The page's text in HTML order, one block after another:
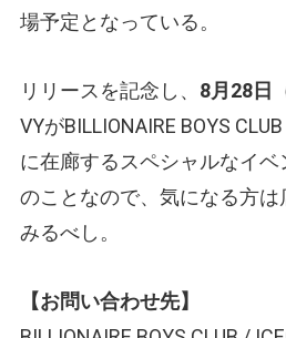
場予定となっている。
リリースを記念し、 8月28日
VYがBILLIONAIRE BOYS
に在廊するスペシャルなイベ
のことなので、気になる方
みるべし。
【お問い合わせ先】